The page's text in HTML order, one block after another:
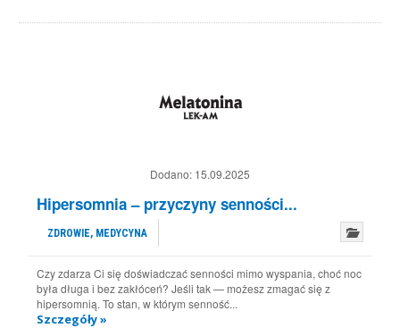
Dodano: 15.09.2025
Hipersomnia – przyczyny senności...
ZDROWIE, MEDYCYNA
Czy zdarza Ci się doświadczać senności mimo wyspania, choć noc
była długa i bez zakłóceń? Jeśli tak — możesz zmagać się z
hipersomnią. To stan, w którym senność...
Szczegóły »